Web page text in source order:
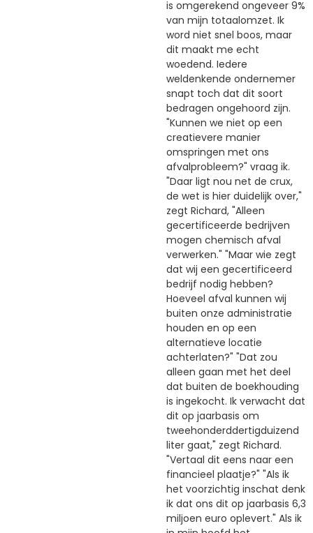
is omgerekend ongeveer 9%
van mijn totaalomzet. Ik
word niet snel boos, maar
dit maakt me echt
woedend. Iedere
weldenkende ondernemer
snapt toch dat dit soort
bedragen ongehoord zijn.
"Kunnen we niet op een
creatievere manier
omspringen met ons
afvalprobleem?" vraag ik.
"Daar ligt nou net de crux,
de wet is hier duidelijk over,"
zegt Richard, "Alleen
gecertificeerde bedrijven
mogen chemisch afval
verwerken." "Maar wie zegt
dat wij een gecertificeerd
bedrijf nodig hebben?
Hoeveel afval kunnen wij
buiten onze administratie
houden en op een
alternatieve locatie
achterlaten?" "Dat zou
alleen gaan met het deel
dat buiten de boekhouding
is ingekocht. Ik verwacht dat
dit op jaarbasis om
tweehonderddertigduizend
liter gaat," zegt Richard.
"Vertaal dit eens naar een
financieel plaatje?" "Als ik
het voorzichtig inschat denk
ik dat ons dit op jaarbasis 6,3
miljoen euro oplevert." Als ik